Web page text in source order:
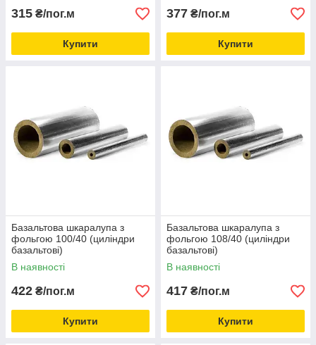
315 ₴/пог.м
Купити
377 ₴/пог.м
Купити
Базальтова шкаралупа з
фольгою 100/40 (циліндри
базальтові)
В наявності
422 ₴/пог.м
Купити
Базальтова шкаралупа з
фольгою 108/40 (циліндри
базальтові)
В наявності
417 ₴/пог.м
Купити